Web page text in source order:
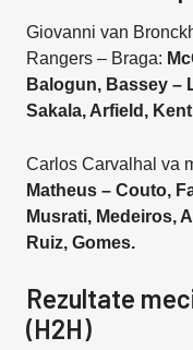
Giovanni van
Rangers – Braga:
Balogun, Bassey –
Sakala, Arfield,
Carlos Carvalhal va
Matheus – Couto,
Musrati, Medeiros,
Ruiz, Gomes.
Rezultate
(H2H)